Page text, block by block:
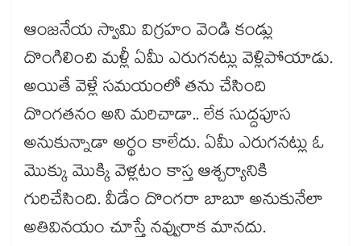
ఆంజనేయ స్వామి విగ్రహం వెండి కండ్లు
దొంగిలించి మళ్లీ ఏమీ ఎరుగనట్లు వెళ్లిపోయాడు.
అయితే వెళ్లే సమయంలో తను చేసింది
దొంగతనం అని మరిచాడా.. లేక సుద్దపూస
అనుకున్నాడా అర్థం కాలేదు. ఏమీ ఎరుగనట్లు ఓ
మొక్కు మొక్కి వెళ్లటం కాస్త ఆశ్చర్యానికి
గురిచేసింది. వీడేం దొంగరా బాబూ అనుకునేలా
అతివినయం చూస్తే నవ్వురాక మానదు.